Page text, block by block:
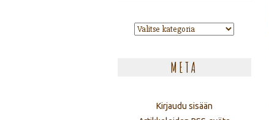
Kategoriat
META
Kirjaudu sisään